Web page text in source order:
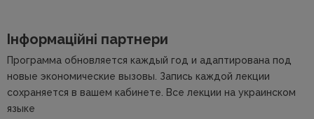
Інформаційні партнери
Программа обновляется каждый год и адаптирована под
новые экономические вызовы. Запись каждой лекции
сохраняется в вашем кабинете. Все лекции на украинском
языке